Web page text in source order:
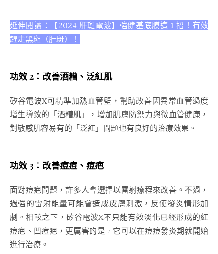
延伸閱讀：
【2024 肝斑電波】強健基底膜這 1 招！有效
趕走黑斑（肝斑）！
功效 2：改善酒糟、泛紅肌
矽谷電波X可精準加熱血管壁，幫助改善因異常血管過度
增生導致的「酒糟肌」，增加肌膚防禦力與微血管健康，
對敏感肌容易有的「泛紅」問題也有良好的治療效果。
功效 3：改善痘痘、痘疤
面對痘疤問題，許多人會選擇以雷射療程來改善。不過，
過強的雷射能量可能會造成皮膚刺激，反使發炎情形加
劇。相較之下，矽谷電波X不只能有效淡化已經形成的紅
痘疤、凹痘疤，更厲害的是，它可以在痘痘發炎期就開始
進行治療。